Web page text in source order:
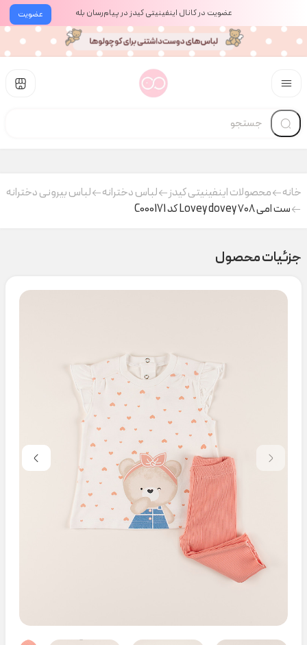
عضویت عضویت در کانال اینفینیتی کیدز در پیام‌رسان بله
خانه محصولات اینفینیتی کیدز لباس دخترانه
لباس بیرونی دخترانه
ست امی ۷۰۸ Lovey dovey کد C000171
جزئیات محصول